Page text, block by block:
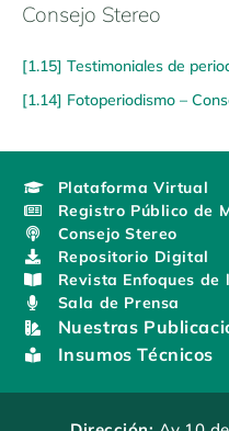
Consejo Stereo
[1.15] Testimoniales de
[1.14] Fotoperiodismo –
Plataforma Virtual
Registro Público de
Consejo Stereo
Repositorio Digital
Revista Enfoques de
Sala de Prensa
Nuestras
Insumos Técnicos